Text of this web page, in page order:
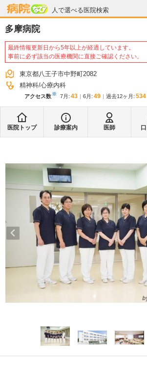
人で選べる医院検索
病院なび
多摩病院
最終情報更新日から5年以上が経過しています。
事前に必ず該当の医療機関に直接ご確認ください。
東京都八王子市中野町2082
精神科 心療内科
アクセス数※ 7月 : 43 6月 : 49 過去12ヶ月: 534
医院トップ 診療案内 医師